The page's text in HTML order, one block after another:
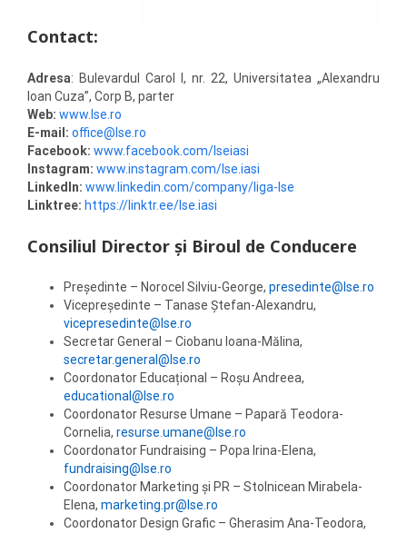
Contact:
Adresa: Bulevardul Carol I, nr. 22, Universitatea „Alexandru
Ioan Cuza”, Corp B, parter
Web: www.lse.ro
E-mail: office@lse.ro
Facebook: www.facebook.com/lseiasi
Instagram: www.instagram.com/lse.iasi
LinkedIn: www.linkedin.com/company/liga-lse
Linktree: https://linktr.ee/lse.iasi
Consiliul Director și Biroul de Conducere
Președinte – Norocel Silviu-George, presedinte@lse.ro
Vicepreședinte – Tanase Ștefan-Alexandru,
vicepresedinte@lse.ro
Secretar General – Ciobanu Ioana-Mălina,
secretar.general@lse.ro
Coordonator Educațional – Roșu Andreea,
educational@lse.ro
Coordonator Resurse Umane – Papară Teodora-
Cornelia, resurse.umane@lse.ro
Coordonator Fundraising – Popa Irina-Elena,
fundraising@lse.ro
Coordonator Marketing și PR – Stolnicean Mirabela-
Elena, marketing.pr@lse.ro
Coordonator Design Grafic – Gherasim Ana-Teodora,